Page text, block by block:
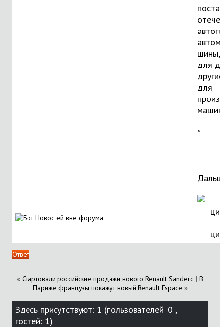
для
для
*
Ответ
« Стартовали российские продажи нового Renault Sandero | В
Париже французы покажут новый Renault Espace »
Здесь присутствуют: 1 (пользователей: 0 ,
гостей: 1)